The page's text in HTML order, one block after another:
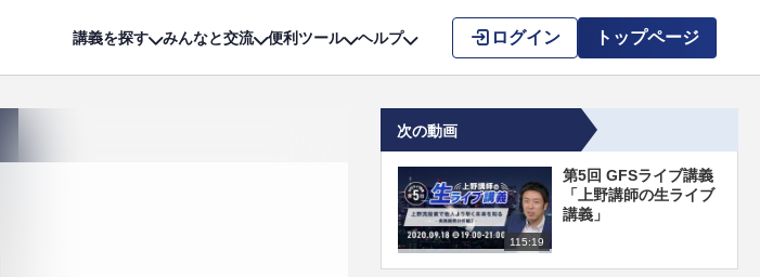
講義を探す みんなと交流 便利ツール ヘルプ ログイン トップページ
次の動画
115:19
第5回 GFSライブ講義
「上野講師の生ライブ
講義」